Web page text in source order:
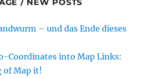
/ NEW POSTS
– und das Ende dieses
Coordinates into Map Links:
of Map it!